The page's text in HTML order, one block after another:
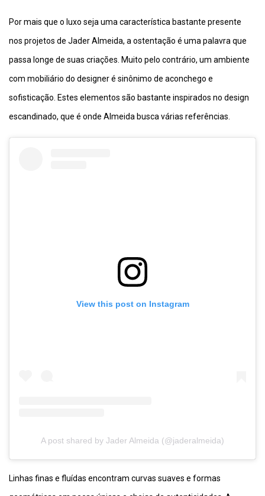
Por mais que o luxo seja uma característica bastante presente
nos projetos de Jader Almeida, a ostentação é uma palavra que
passa longe de suas criações. Muito pelo contrário, um ambiente
com mobiliário do designer é sinônimo de aconchego e
sofisticação. Estes elementos são bastante inspirados no design
escandinado, que é onde Almeida busca várias referências.
View this post on Instagram
A post shared by Jader Almeida (@jaderalmeida)
Linhas finas e fluídas encontram curvas suaves e formas